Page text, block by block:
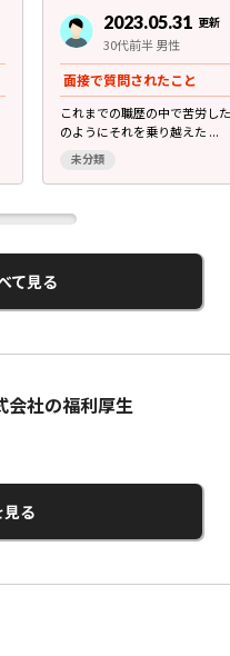
2023.05.31 更新
30代前半 男性
面接で質問されたこと
これまでの職歴の中で苦労し
のようにそれを乗り越えた ...
未分類
て見る
会社の福利厚生
る